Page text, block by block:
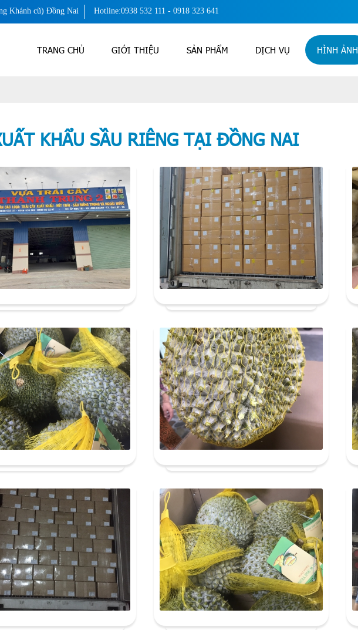
Khánh cũ) Đồng Nai Hotline:0938 532 111 - 0918 323 641
TRANG CHỦ GIỚI THIỆU SẢN PHẨM DỊCH VỤ HÌNH ẢNH
KHẨU SẦU RIÊNG TẠI ĐỒNG NAI